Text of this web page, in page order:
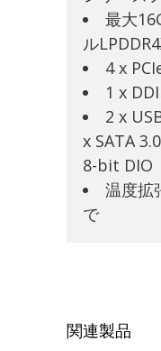
最大
ル
4 x
1 x
2 x
x SATA
8-bit DIO
温度拡
で
関連製品